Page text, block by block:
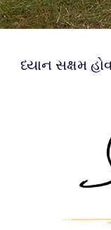
ધ્યાન સક્ષમ